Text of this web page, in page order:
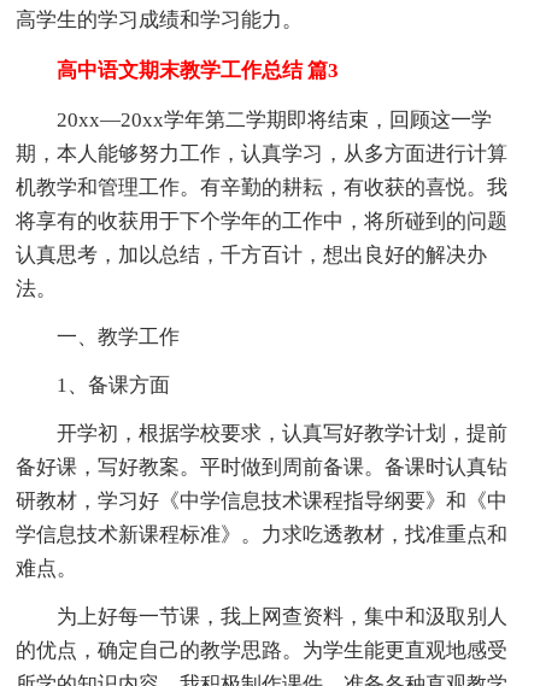
高学生的学习成绩和学习能力。
高中语文期末教学工作总结 篇3
20xx—20xx学年第二学期即将结束，回顾这一学
期，本人能够努力工作，认真学习，从多方面进行计算
机教学和管理工作。有辛勤的耕耘，有收获的喜悦。我
将享有的收获用于下个学年的工作中，将所碰到的问题
认真思考，加以总结，千方百计，想出良好的解决办
法。
一、教学工作
1、备课方面
开学初，根据学校要求，认真写好教学计划，提前
备好课，写好教案。平时做到周前备课。备课时认真钻
研教材，学习好《中学信息技术课程指导纲要》和《中
学信息技术新课程标准》。力求吃透教材，找准重点和
难点。
为上好每一节课，我上网查资料，集中和汲取别人
的优点，确定自己的教学思路。为学生能更直观地感受